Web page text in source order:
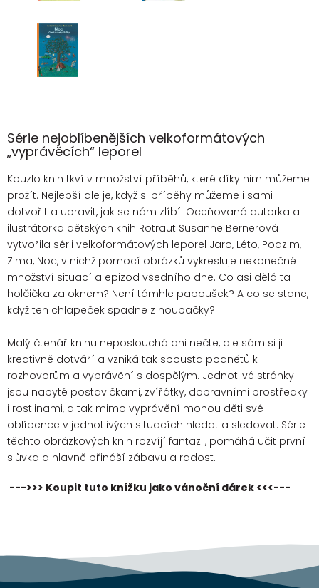
Série nejoblíbenějších velkoformátových
„vyprávěcích“ leporel
Kouzlo knih tkví v množství příběhů, které díky nim můžeme
prožít. Nejlepší ale je, když si příběhy můžeme i sami
dotvořit a upravit, jak se nám zlíbí! Oceňovaná autorka a
ilustrátorka dětských knih Rotraut Susanne Bernerová
vytvořila sérii velkoformátových leporel Jaro, Léto, Podzim,
Zima, Noc, v nichž pomocí obrázků vykresluje nekonečné
množství situací a epizod všedního dne. Co asi dělá ta
holčička za oknem? Není támhle papoušek? A co se stane,
když ten chlapeček spadne z houpačky?
Malý čtenář knihu neposlouchá ani nečte, ale sám si ji
kreativně dotváří a vzniká tak spousta podnětů k
rozhovorům a vyprávění s dospělým. Jednotlivé stránky
jsou nabyté postavičkami, zvířátky, dopravními prostředky
i rostlinami, a tak mimo vyprávění mohou děti své
oblíbence v jednotlivých situacích hledat a sledovat. Série
těchto obrázkových knih rozvíjí fantazii, pomáhá učit první
slůvka a hlavně přináší zábavu a radost.
--->>> Koupit tuto knížku jako vánoční dárek <<<---